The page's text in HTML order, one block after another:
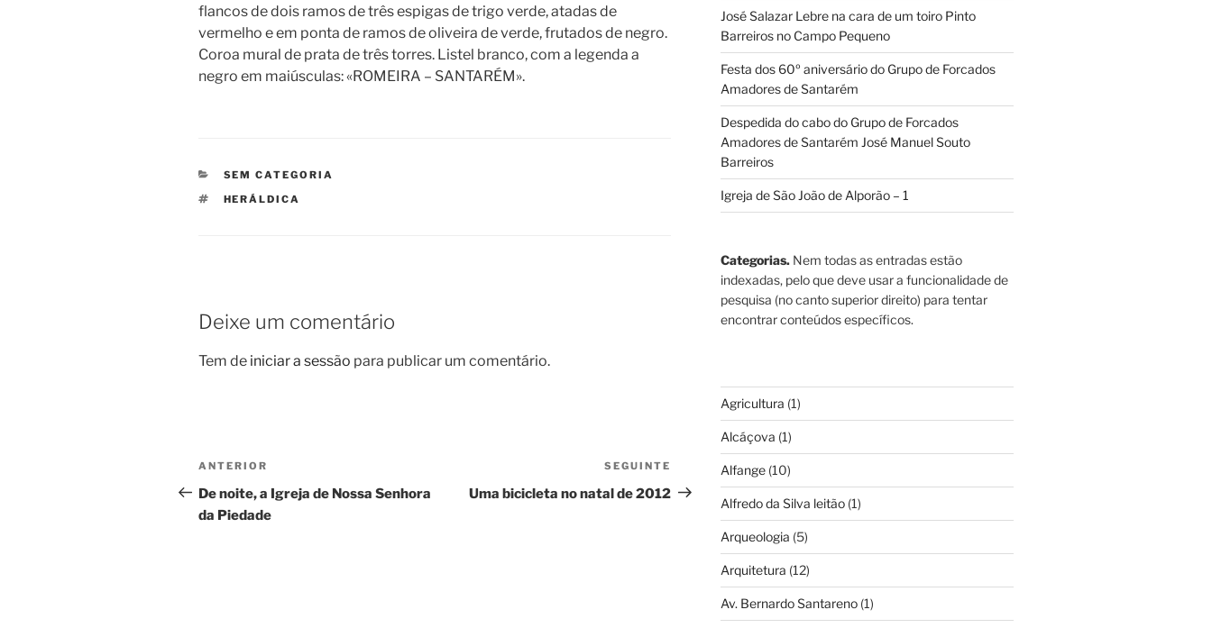
flancos de dois ramos de três espigas de trigo verde, atadas de
vermelho e em ponta de ramos de oliveira de verde, frutados de negro.
Coroa mural de prata de três torres. Listel branco, com a legenda a
negro em maiúsculas: «ROMEIRA – SANTARÉM».
CATEGORIAS
SEM CATEGORIA
ETIQUETAS
HERÁLDICA
Deixe um comentário
Tem de iniciar a sessão para publicar um comentário.
Navegação
de
artigos
Conteúdo
anterior
ANTERIOR
De noite, a Igreja de Nossa Senhora
da Piedade
Conteúdo
seguinte
SEGUINTE
Uma bicicleta no natal de 2012
José Salazar Lebre na cara de um toiro Pinto
Barreiros no Campo Pequeno
Festa dos 60º aniversário do Grupo de Forcados
Amadores de Santarém
Despedida do cabo do Grupo de Forcados
Amadores de Santarém José Manuel Souto
Barreiros
Igreja de São João de Alporão – 1
Categorias.Nem todas as entradas estão
indexadas, pelo que deve usar a funcionalidade de
pesquisa (no canto superior direito) para tentar
encontrar conteúdos específicos.
Agricultura (1)
Alcáçova (1)
Alfange(10)
Alfredo da Silva leitão(1)
Arqueologia (5)
Arquitetura (12)
Av. Bernardo Santareno(1)